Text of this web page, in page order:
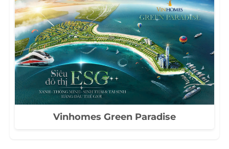
Vinhomes Green Paradise